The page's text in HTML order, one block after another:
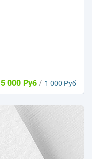
5 000 Руб / 1 000 Руб